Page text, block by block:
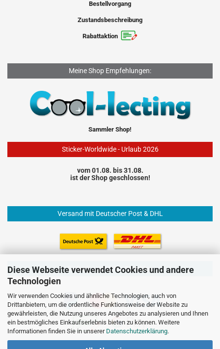
Diese Webseite verwendet Cookies und andere
Technologien
Wir verwenden Cookies und ähnliche Technologien, auch von
Drittanbietern, um die ordentliche Funktionsweise der Website zu
gewährleisten, die Nutzung unseres Angebotes zu analysieren und Ihnen
ein bestmögliches Einkaufserlebnis bieten zu können. Weitere
Informationen finden Sie in unserer Datenschutzerklärung.
Bestellvorgang
Zustandsbeschreibung
Rabattaktion
Meine Shop Empfehlungen:
Sammler Shop!
Sticker-Worldwide - Urlaub 2026
vom 01.08. bis 31.08.
ist der Shop geschlossen!
Versand mit Deutscher Post & DHL
Einfach und sicher Bezahlen